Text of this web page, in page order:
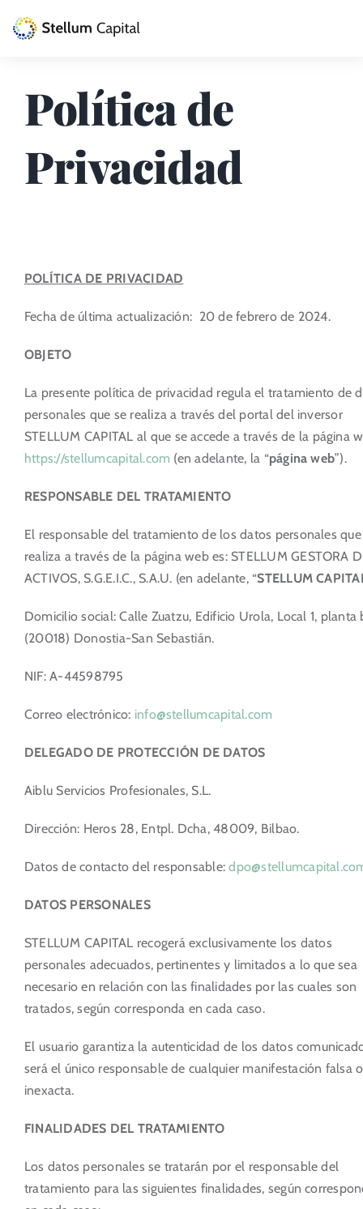
Private Equity
Venture Capital
Contacto
Portal del Inversor
ES
Política de
Privacidad
POLÍTICA DE PRIVACIDAD
Fecha de última actualización: 20 de febrero de 2024.
OBJETO
La presente política de privacidad regula el tratamiento de
personales que se realiza a través del portal del inversor
STELLUM CAPITAL al que se accede a través de la página
https://stellumcapital.com (en adelante, la “página web”).
RESPONSABLE DEL TRATAMIENTO
El responsable del tratamiento de los datos personales que
realiza a través de la página web es: STELLUM GESTORA
ACTIVOS, S.G.E.I.C., S.A.U. (en adelante, “STELLUM
Domicilio social: Calle Zuatzu, Edificio Urola, Local 1, planta
(20018) Donostia-San Sebastián.
NIF: A-44598795
Correo electrónico: info@stellumcapital.com
DELEGADO DE PROTECCIÓN DE DATOS
Aiblu Servicios Profesionales, S.L.
Dirección: Heros 28, Entpl. Dcha, 48009, Bilbao.
Datos de contacto del responsable:
DATOS PERSONALES
STELLUM CAPITAL recogerá exclusivamente los datos
personales adecuados, pertinentes y limitados a lo que sea
necesario en relación con las finalidades por las cuales son
tratados, según corresponda en cada caso.
El usuario garantiza la autenticidad de los datos
será el único responsable de cualquier manifestación falsa o
inexacta.
FINALIDADES DEL TRATAMIENTO
Los datos personales se tratarán por el responsable del
tratamiento para las siguientes finalidades, según